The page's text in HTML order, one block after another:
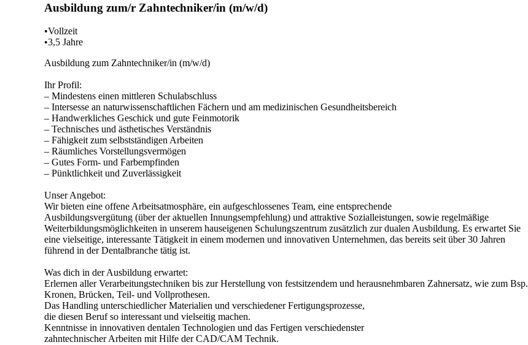
Ausbildung zum/r Zahntechniker/in (m/w/d)
•Vollzeit
•3,5 Jahre
Ausbildung zum Zahntechniker/in (m/w/d)
Ihr Profil:
– Mindestens einen mittleren Schulabschluss
– Intersesse an naturwissenschaftlichen Fächern und am medizinischen Gesundheitsbereich
– Handwerkliches Geschick und gute Feinmotorik
– Technisches und ästhetisches Verständnis
– Fähigkeit zum selbstständigen Arbeiten
– Räumliches Vorstellungsvermögen
– Gutes Form- und Farbempfinden
– Pünktlichkeit und Zuverlässigkeit
Unser Angebot:
Wir bieten eine offene Arbeitsatmosphäre, ein aufgeschlossenes Team, eine entsprechende
Ausbildungsvergütung (über der aktuellen Innungsempfehlung) und attraktive Sozialleistungen, sowie regelmäßige
Weiterbildungsmöglichkeiten in unserem hauseigenen Schulungszentrum zusätzlich zur dualen Ausbildung. Es erwartet Sie
eine vielseitige, interessante Tätigkeit in einem modernen und innovativen Unternehmen, das bereits seit über 30 Jahren
führend in der Dentalbranche tätig ist.
Was dich in der Ausbildung erwartet:
Erlernen aller Verarbeitungstechniken bis zur Herstellung von festsitzendem und herausnehmbaren Zahnersatz, wie zum Bsp.
Kronen, Brücken, Teil- und Vollprothesen.
Das Handling unterschiedlicher Materialien und verschiedener Fertigungsprozesse,
die diesen Beruf so interessant und vielseitig machen.
Kenntnisse in innovativen dentalen Technologien und das Fertigen verschiedenster
zahntechnischer Arbeiten mit Hilfe der CAD/CAM Technik.